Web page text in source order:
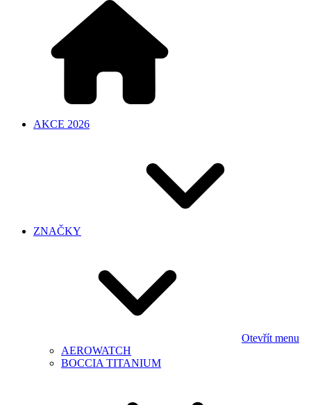
AKCE 2026
ZNAČKY
Otevřít menu
AEROWATCH
BOCCIA TITANIUM